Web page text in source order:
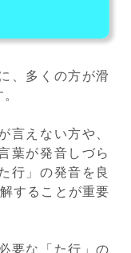
、多くの方が滑
えない方や、
葉が発音しづら
行」の発音を良
することが重要
要な「た行」の